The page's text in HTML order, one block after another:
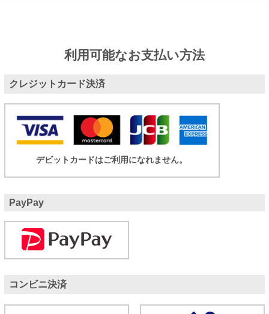
利用可能なお支払い方法
クレジットカード決済
デビットカードはご利用になれません。
PayPay
コンビニ決済